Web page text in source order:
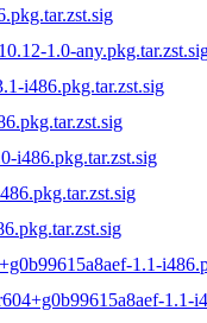
1.0-
i486.pkg.tar.zst.sig
i486.pkg.tar.zst.sig
1.1-
1.1-